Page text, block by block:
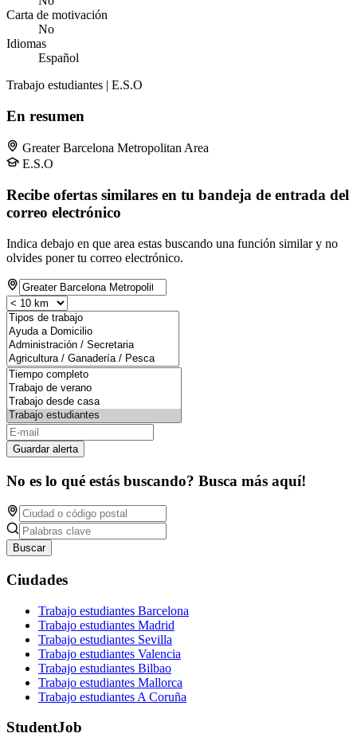
Carta de motivación
No
Idiomas
Español
Trabajo estudiantes | E.S.O
En resumen
Greater Barcelona Metropolitan Area
E.S.O
Recibe ofertas similares en tu bandeja de entrada del
correo electrónico
Indica debajo en que area estas buscando una función similar y no
olvides poner tu correo electrónico.
Guardar alerta
No es lo qué estás buscando? Busca más aquí!
Buscar
Ciudades
Trabajo estudiantes Barcelona
Trabajo estudiantes Madrid
Trabajo estudiantes Sevilla
Trabajo estudiantes Valencia
Trabajo estudiantes Bilbao
Trabajo estudiantes Mallorca
Trabajo estudiantes A Coruña
StudentJob